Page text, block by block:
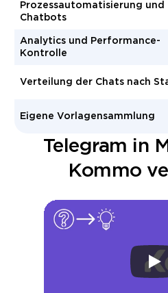
Prozess­automatisierung und
Chatbots
Analytics und Performance-
Kontrolle
Verteilung der Chats nach
Eigene Vorlagen­sammlung
Telegram in
Kommo